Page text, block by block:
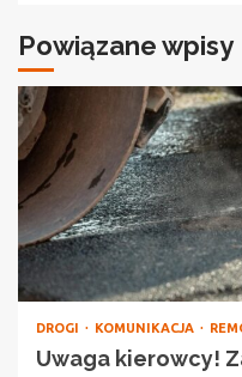
Powiązane wpisy
DROGI KOMUNIKACJA
Uwaga kierowcy!